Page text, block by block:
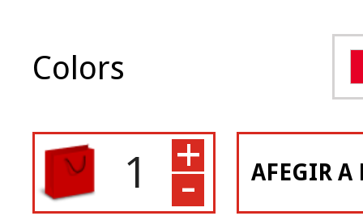
Colors
AFEGIR A
+
-